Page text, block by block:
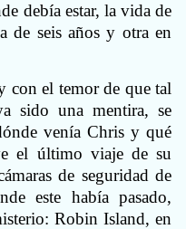
debía estar, la vida de
de seis años y otra en
con el temor de que tal
sido una mentira, se
venía Chris y qué
el último viaje de su
de seguridad de
este había pasado,
Robin Island, en